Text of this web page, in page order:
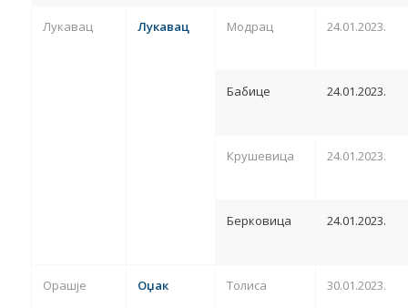
Лукавац Лукавац Модрац 24.01.2023.
Бабице 24.01.2023.
Крушевица 24.01.2023.
Берковица 24.01.2023.
Орашје Оџак Толиса 30.01.2023.